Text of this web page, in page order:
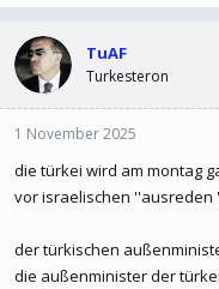
TuAF
Turkesteron
1 November 2025
die türkei wird am montag
vor israelischen ''ausreden
der türkischen
die außenminister der